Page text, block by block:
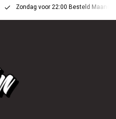
Zondag voor 22:00 Besteld